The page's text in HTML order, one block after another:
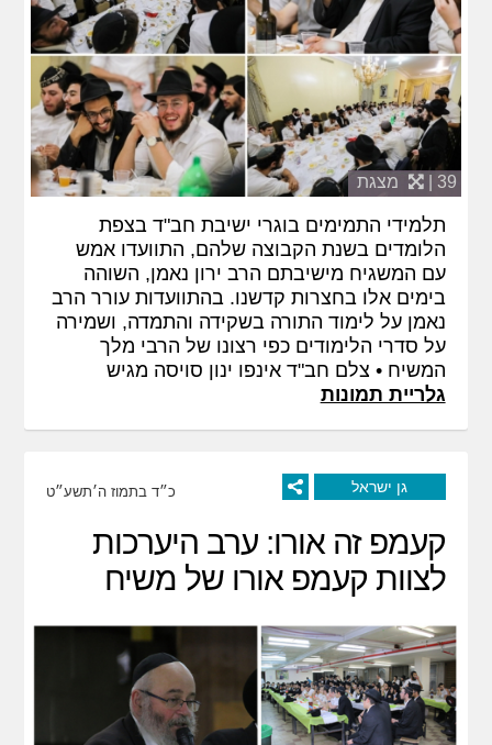
39 | מצגת
תלמידי התמימים בוגרי ישיבת חב"ד בצפת
הלומדים בשנת הקבוצה שלהם, התוועדו אמש
עם המשגיח מישיבתם הרב ירון נאמן, השוהה
בימים אלו בחצרות קדשנו. בהתוועדות עורר הרב
נאמן על לימוד התורה בשקידה והתמדה, ושמירה
על סדרי הלימודים כפי רצונו של הרבי מלך
המשיח • צלם חב"ד אינפו ינון סויסה מגיש
גלריית תמונות
גן ישראל כ״ד בתמוז ה׳תשע״ט
קעמפ זה אורו: ערב היערכות
לצוות קעמפ אורו של משיח